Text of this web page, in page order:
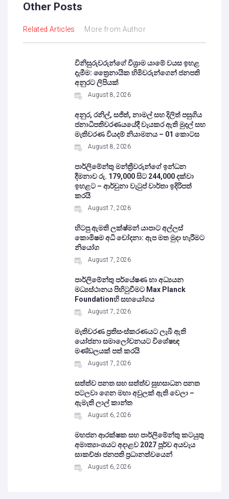
Other Posts
Related Articles More from Author
විනිසුරුවරුන්ගේ විශ්‍රාම යාමේ වයස ඉහළ
දැමීම: ත්‍රෛනායික හිමිවරුන්ගෙන් ජනපති
අනුරට ලිපියක්
August 8, 2026
අනුර, රනිල්, සජිත්, නාමල් සහ දිලිත් පසුගිය
ජනාධිපතිවරණයයේදී වැයකර ඇති මුදල් සහ
මැතිවරණ වියදම් නියාමනය – 01 කොටස
August 8, 2026
පාර්ලිමේන්තු මන්ත්‍රීවරුන්ගේ ඉන්ධන
දීමනාව රු. 179,000 සිට 244,000 දක්වා
ඉහළට – ආර්චුනා වැටුප් වාර්තා ඉදිරිපත්
කරයි
August 7, 2026
හිටපු ඇමති ලක්ෂ්මන් යාපාට අල්ලස්
කොමිෂම අධි චෝදනා: ඇප මත මුදා හැරීමට
නියෝග
August 7, 2026
පාර්ලිමේන්තු පර්යේෂණ හා අධ්‍යයන
මධ්‍යස්ථානය පිහිටුවීමට Max Planck
Foundationහි සහයෝගය
August 7, 2026
මැතිවරණ ප්‍රතිසංස්කරණයට ලැබී ඇති
යෝජනා සමාලෝචනයට විශේෂඥ
මණ්ඩලයක් පත් කරයි
August 7, 2026
සත්ත්ව පනත සහ සත්ත්ව සුභසාධන පනත
පටලවා ගෙන මහා අවුලක් ඇති වෙලා –
ඇමැති ලාල් කාන්ත
August 6, 2026
මහජන ආරක්ෂක සහ පාර්ලිමේන්තු කටයුතු
අමාත්‍යාංශයට අදාළව 2027 පූර්ව අයවැය
සාකච්ඡා ජනපති ප්‍රධානත්වයෙන්
August 6, 2026